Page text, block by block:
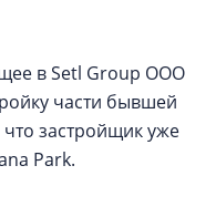
в Setl Group ООО
части бывшей
что застройщик уже
Park.